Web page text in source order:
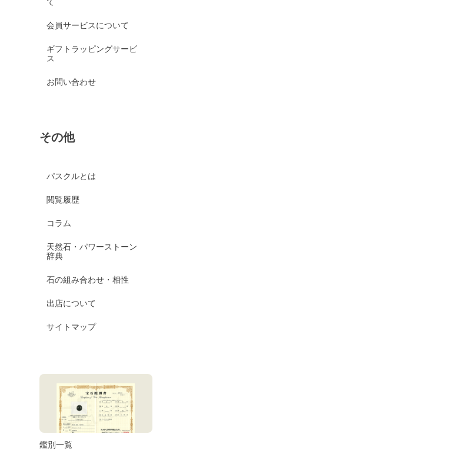
会員サービスについて
ギフトラッピングサービ
ス
お問い合わせ
その他
パスクルとは
閲覧履歴
コラム
天然石・パワーストーン
辞典
石の組み合わせ・相性
出店について
サイトマップ
鑑別一覧